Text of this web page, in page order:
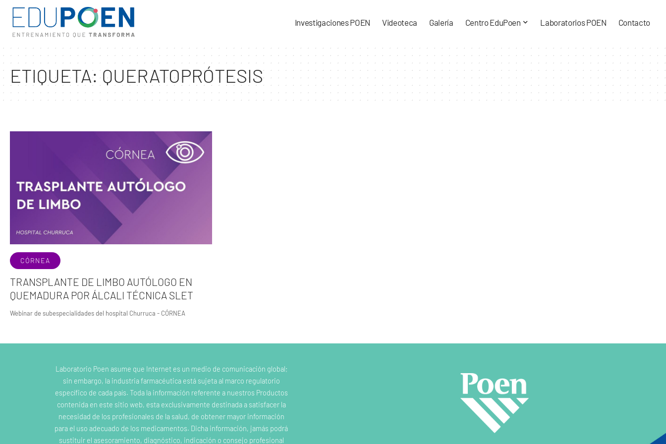
Investigaciones POEN Videoteca Galería Centro EduPoen Laboratorios POEN Contacto
ETIQUETA:QUERATOPRÓTESIS
CÓRNEA
TRANSPLANTE DE LIMBO AUTÓLOGO EN
QUEMADURA POR ÁLCALI TÉCNICA SLET
Webinar de subespecialidades del hospital Churruca - CÓRNEA
Laboratorio Poen asume que Internet es un medio de comunicación global;
sin embargo, la industria farmacéutica está sujeta al marco regulatorio
específico de cada país. Toda la información referente a nuestros Productos
contenida en este sitio web, esta exclusivamente destinada a satisfacer la
necesidad de los profesionales de la salud, de obtener mayor información
para el uso adecuado de los medicamentos. Dicha información, jamás podrá
sustituir el asesoramiento, diagnóstico, indicación o consejo profesional